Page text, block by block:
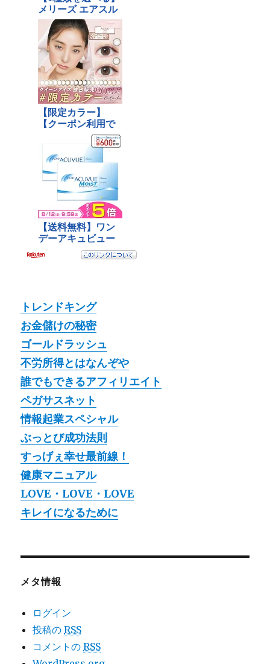
トレンドキング
お金儲けの秘密
ゴールドラッシュ
不労所得とはなんぞや
誰でもできるアフィリエイト
ペガサスネット
情報起業スペシャル
ぶっとび成功法則
すっげぇ幸せ最前線！
健康マニュアル
LOVE・LOVE・LOVE
キレイになるために
メタ情報
ログイン
投稿のRSS
コメントのRSS